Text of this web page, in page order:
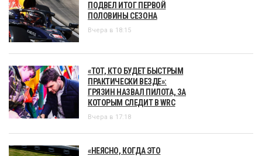
ПОДВЕЛ ИТОГ ПЕРВОЙ
ПОЛОВИНЫ СЕЗОНА
Вчера в 18:15
«ТОТ, КТО БУДЕТ БЫСТРЫМ
ПРАКТИЧЕСКИ ВЕЗДЕ»:
ГРЯЗИН НАЗВАЛ ПИЛОТА, ЗА
КОТОРЫМ СЛЕДИТ В WRC
Вчера в 17:18
«НЕЯСНО, КОГДА ЭТО